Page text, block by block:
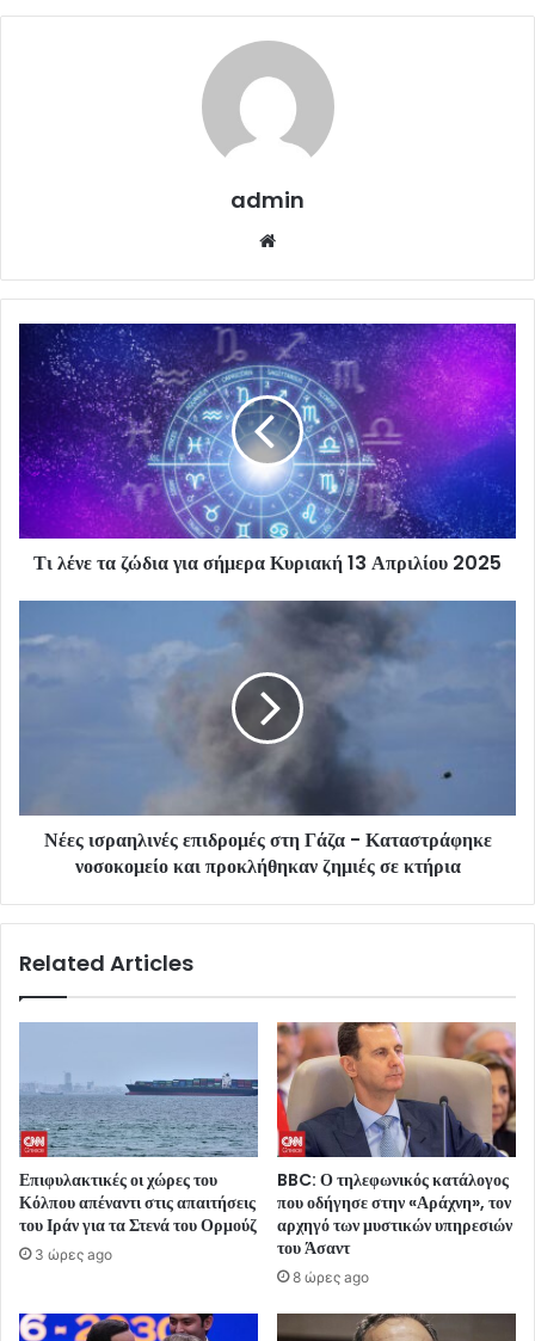
admin
Τι λένε τα ζώδια για σήμερα Κυριακή 13 Απριλίου 2025
Νέες ισραηλινές επιδρομές στη Γάζα - Καταστράφηκε
νοσοκομείο και προκλήθηκαν ζημιές σε κτήρια
Related Articles
Επιφυλακτικές οι χώρες του
Κόλπου απέναντι στις απαιτήσεις
του Ιράν για τα Στενά του Ορμούζ
3 ώρες ago
BBC: Ο τηλεφωνικός κατάλογος
που οδήγησε στην «Αράχνη», τον
αρχηγό των μυστικών υπηρεσιών
του Άσαντ
8 ώρες ago